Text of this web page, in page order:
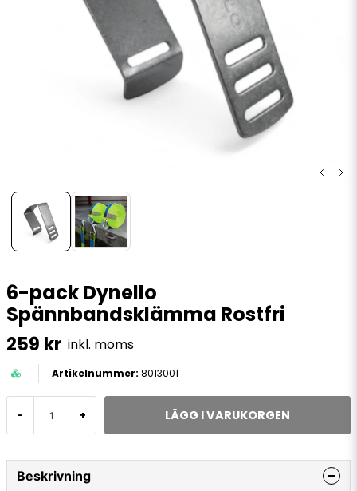
6-pack Dynello
Spännbandsklämma Rostfri
259 kr inkl. moms
8013001
- + LÄGG I VARUKORGEN
Beskrivning